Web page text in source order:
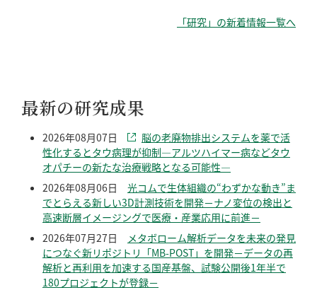
「研究」の新着情報一覧へ
最新の研究成果
2026年08月07日
脳の老廃物排出システムを薬で活
性化するとタウ病理が抑制―アルツハイマー病などタウ
オパチーの新たな治療戦略となる可能性―
2026年08月06日 光コムで生体組織の“わずかな動き”ま
でとらえる新しい3D計測技術を開発－ナノ変位の検出と
高速断層イメージングで医療・産業応用に前進－
2026年07月27日 メタボローム解析データを未来の発見
につなぐ新リポジトリ「MB-POST」を開発－データの再
解析と再利用を加速する国産基盤、試験公開後1年半で
180プロジェクトが登録－